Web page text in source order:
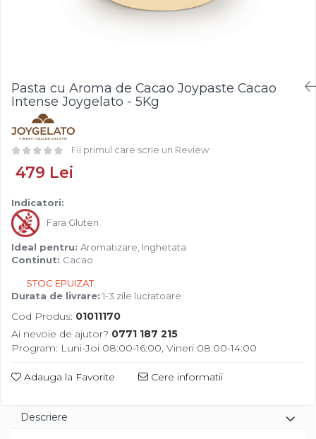
Compot si Cocktail
Arome
Aroma Vanilie
Aroma Rom
Aroma Lamaie
Isomalt
Crocant / Crumble
Lapte Condensat
Spray Antilipire Tavi
Diverse
Pasta cu Aroma de Cacao Joypaste Cacao
Intense Joygelato - 5Kg
Fii primul care scrie un Review
479 Lei
Indicatori:
Fara Gluten
Ideal pentru: Aromatizare, Inghetata
Continut: Cacao
STOC EPUIZAT
Durata de livrare: 1-3 zile lucratoare
Cod Produs: 01011170
Ai nevoie de ajutor? 0771 187 215
Program: Luni-Joi 08:00-16:00, Vineri 08:00-14:00
Adauga la Favorite Cere informatii
Descriere